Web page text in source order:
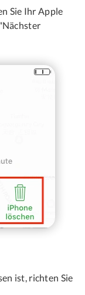
Sie Ihr Apple
ist, richten Sie